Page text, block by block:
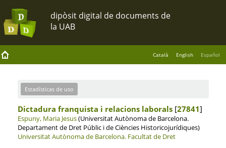
Català English Español
Estadísticas de uso
Dictadura franquista i relacions laborals[27841]
Espuny, Maria Jesus(Universitat Autònoma de Barcelona.
Departament de Dret Públic i de Ciències Historicojurídiques)
Universitat Autònoma de Barcelona. Facultat de Dret